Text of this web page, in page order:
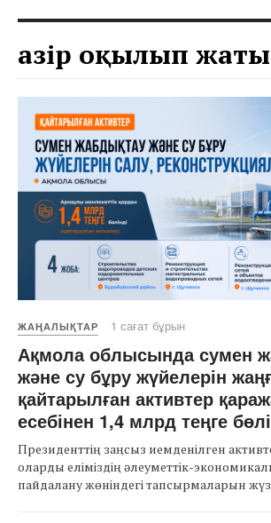
Қазір оқылып
ЖАҢАЛЫҚТАР 1 сағат бұрын
Ақмола облысында сумен
және су бұру жүйелерін
қайтарылған активтер
есебінен 1,4 млрд теңге
Президенттің заңсыз иемденілген
оларды еліміздің әлеуметтік-
пайдалану жөніндегі тапсырмаларын